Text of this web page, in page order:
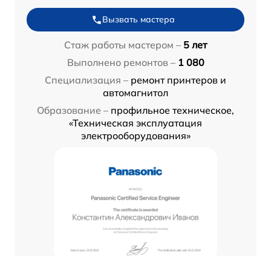
Вызвать мастера
Стаж работы мастером – 5 лет
Выполнено ремонтов – 1 080
Специализация – ремонт принтеров и
автомагнитол
Образование – профильное техническое,
«Техническая эксплуатация
электрооборудования»